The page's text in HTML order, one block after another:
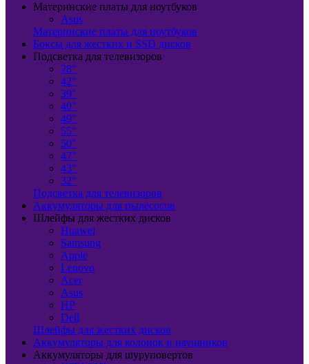
Материнские платы для ноутбуков
Asus
Материнские платы для ноутбуков
Боксы для жестких и SSD дисков
Подсветка для телевизоров
28"
42"
39"
40"
49"
55"
50"
47"
43"
32"
Подсветка для телевизоров
Аккумуляторы для пылесосов
Шлейфы для жестких дисков
Huawei
Samsung
Apple
Lenovo
Acer
Asus
HP
Dell
Шлейфы для жестких дисков
Аккумуляторы для колонок и наушников
Аккумуляторы для шуруповертов